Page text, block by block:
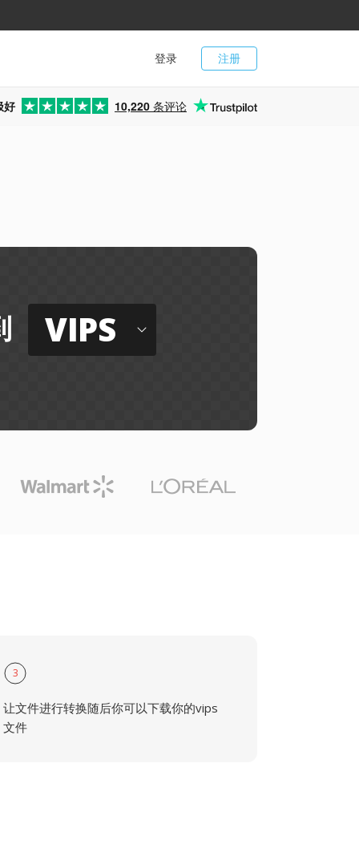
注册
登录
好 10,220 条评论
VIPS
3
让文件进行转换随后你可以下载你的vips
文件